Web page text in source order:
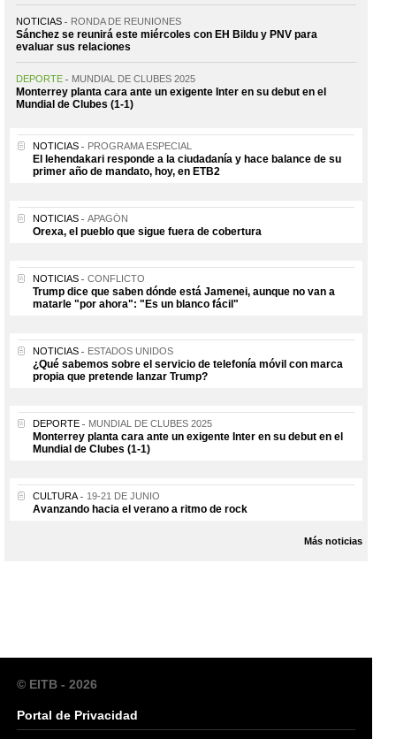
NOTICIAS RONDA DE REUNIONES
Sánchez se reunirá este miércoles con EH Bildu y PNV para
evaluar sus relaciones
DEPORTE MUNDIAL DE CLUBES 2025
Monterrey planta cara ante un exigente Inter en su debut en el
Mundial de Clubes (1-1)
NOTICIAS PROGRAMA ESPECIAL
El lehendakari responde a la ciudadanía y hace balance de su
primer año de mandato, hoy, en ETB2
NOTICIAS APAGÓN
Orexa, el pueblo que sigue fuera de cobertura
NOTICIAS CONFLICTO
Trump dice que saben dónde está Jamenei, aunque no van a
matarle "por ahora": "Es un blanco fácil"
NOTICIAS ESTADOS UNIDOS
¿Qué sabemos sobre el servicio de telefonía móvil con marca
propia que pretende lanzar Trump?
DEPORTE MUNDIAL DE CLUBES 2025
Monterrey planta cara ante un exigente Inter en su debut en el
Mundial de Clubes (1-1)
CULTURA 19-21 DE JUNIO
Avanzando hacia el verano a ritmo de rock
Más noticias
© EITB - 2026
Portal de Privacidad